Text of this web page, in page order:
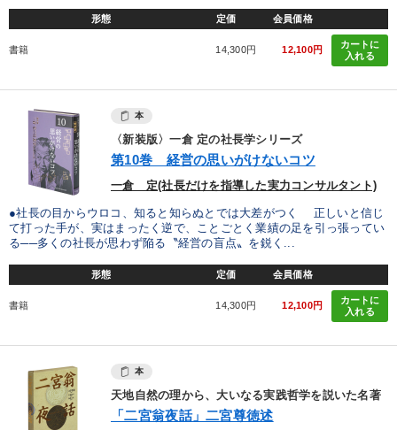
形態 定価 会員価格
書籍 14,300円 12,100円
カートに
入れる
本
〈新装版〉一倉 定の社長学シリーズ
第10巻 経営の思いがけないコツ
一倉 定(社長だけを指導した実力コンサルタント)
●社長の目からウロコ、知ると知らぬとでは大差がつく 正しいと信じ
て打った手が、実はまったく逆で、ことごとく業績の足を引っ張ってい
る──多くの社長が思わず陥る〝経営の盲点〟を鋭く...
形態 定価 会員価格
書籍 14,300円 12,100円
カートに
入れる
本
天地自然の理から、大いなる実践哲学を説いた名著
「二宮翁夜話」二宮尊徳述